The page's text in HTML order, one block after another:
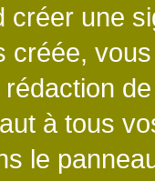
créer une
créée,
à tous
le